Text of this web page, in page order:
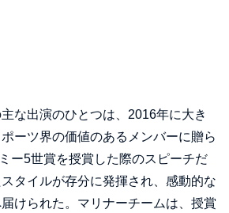
な出演のひとつは、2016年に大き
ーツ界の価値のあるメンバーに贈ら
ー5世賞を授賞した際のスピーチだ
タイルが存分に発揮され、感動的な
けられた。マリナーチームは、授賞